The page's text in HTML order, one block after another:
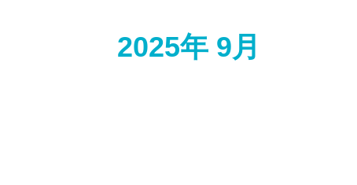
2025年 9月